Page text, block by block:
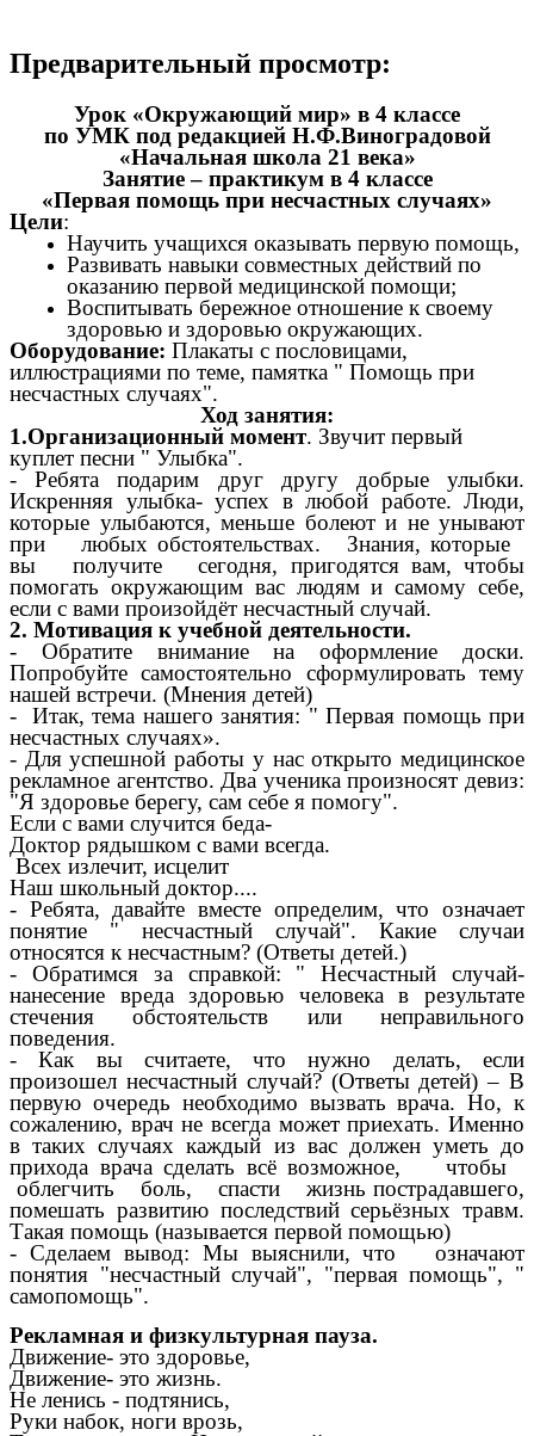
Предварительный просмотр:
Урок «Окружающий мир» в 4 классе
по УМК под редакцией Н.Ф.Виноградовой
«Начальная школа 21 века»
Занятие – практикум в 4 классе
«Первая помощь при несчастных случаях»
Цели:
Научить учащихся оказывать первую помощь,
Развивать навыки совместных действий по
оказанию первой медицинской помощи;
Воспитывать бережное отношение к своему
здоровью и здоровью окружающих.
Оборудование: Плакаты с пословицами,
иллюстрациями по теме, памятка " Помощь при
несчастных случаях".
Ход занятия:
1.Организационный момент. Звучит первый
куплет песни " Улыбка".
- Ребята подарим друг другу добрые улыбки.
Искренняя улыбка- успех в любой работе. Люди,
которые улыбаются, меньше болеют и не унывают
при любых обстоятельствах. Знания, которые
вы получите сегодня, пригодятся вам, чтобы
помогать окружающим вас людям и самому себе,
если с вами произойдёт несчастный случай.
2. Мотивация к учебной деятельности.
- Обратите внимание на оформление доски.
Попробуйте самостоятельно сформулировать тему
нашей встречи. (Мнения детей)
- Итак, тема нашего занятия: " Первая помощь при
несчастных случаях».
- Для успешной работы у нас открыто медицинское
рекламное агентство. Два ученика произносят девиз:
"Я здоровье берегу, сам себе я помогу".
Если с вами случится беда-
Доктор рядышком с вами всегда.
Всех излечит, исцелит
Наш школьный доктор....
- Ребята, давайте вместе определим, что означает
понятие " несчастный случай". Какие случаи
относятся к несчастным? (Ответы детей.)
- Обратимся за справкой: " Несчастный случай-
нанесение вреда здоровью человека в результате
стечения обстоятельств или неправильного
поведения.
- Как вы считаете, что нужно делать, если
произошел несчастный случай? (Ответы детей) – В
первую очередь необходимо вызвать врача. Но, к
сожалению, врач не всегда может приехать. Именно
в таких случаях каждый из вас должен уметь до
прихода врача сделать всё возможное, чтобы
облегчить боль, спасти жизнь пострадавшего,
помешать развитию последствий серьёзных травм.
Такая помощь (называется первой помощью)
- Сделаем вывод: Мы выяснили, что означают
понятия "несчастный случай", "первая помощь", "
самопомощь".
Рекламная и физкультурная пауза.
Движение- это здоровье,
Движение- это жизнь.
Не ленись - подтянись,
Руки набок, ноги врозь,